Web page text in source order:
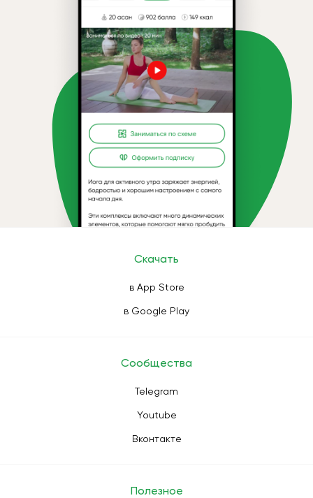
Скачать
в App Store
в Google Play
Сообщества
Telegram
Youtube
Вконтакте
Полезное